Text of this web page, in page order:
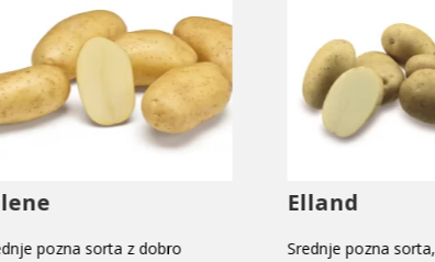
pozna sorta z dobro
Elland
Srednje pozna